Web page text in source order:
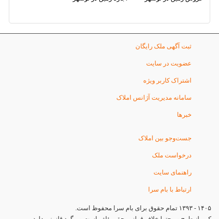
ثبت آگهی ملک رایگان
عضویت در سایت
اشتراک کاربر ویژه
سامانه مدیریت آژانس املاک
خبرها
جست‌وجو بین املاک
درخواست ملک
راهنمای سایت
ارتباط با بام سرا
۱۴۰۵ - ۱۳۹۳ تمام حقوق برای بام سرا محفوظ است.